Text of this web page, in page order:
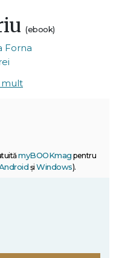
(ebook)
Forna
mult
myBOOKmag pentru
și Windows).